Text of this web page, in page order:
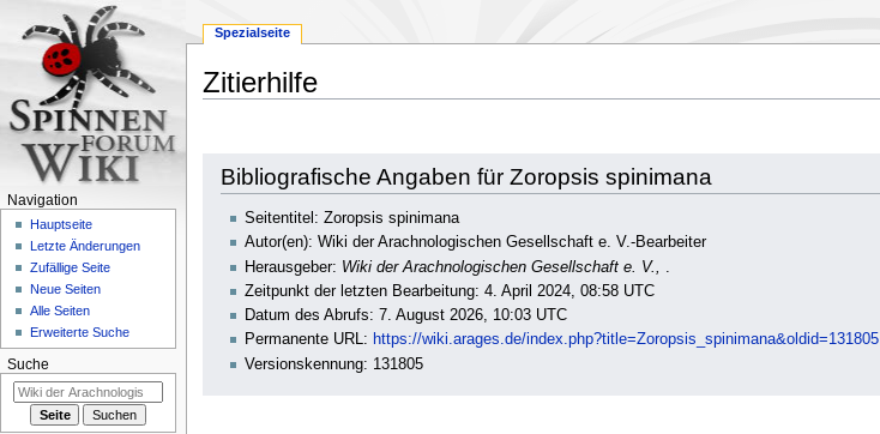
Zitierhilfe
Navigation
springen
Suche
springen
Bibliografische Angaben für Zoropsis spinimana
Seitentitel: Zoropsis spinimana
Autor(en): Wiki der Arachnologischen Gesellschaft e. V.-Bearbeiter
Herausgeber: Wiki der Arachnologischen Gesellschaft e. V.,
Zeitpunkt der letzten Bearbeitung: 4. April 2024, 08:58 UTC
Datum des Abrufs: 7. August 2026, 10:03 UTC
Permanente URL: https://wiki.arages.de/index.php?title=Zoropsis_spinimana&oldid=131805
Versionskennung: 131805
Spezialseite
Navigation
Hauptseite
Letzte Änderungen
Zufällige Seite
Neue Seiten
Alle Seiten
Erweiterte Suche
Suche